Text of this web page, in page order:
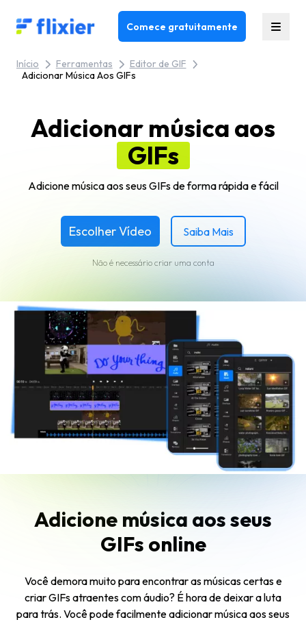
Flixier logo - Home Comece gratuitamente
Início Ferramentas
Editor de GIF
Adicionar Música Aos GIFs
Adicionar música aos
GIFs
Adicione música aos seus GIFs de forma rápida e fácil
Escolher Vídeo Saiba Mais
Não é necessário criar uma conta
Adicione música aos seus
GIFs online
Você demora muito para encontrar as músicas certas e
criar GIFs atraentes com áudio? É hora de deixar a luta
para trás. Você pode facilmente adicionar música aos seus